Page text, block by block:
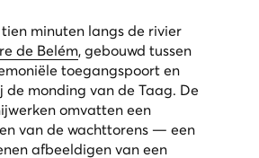
minuten langs de rivier
de Belém, gebouwd tussen
toegangspoort en
monding van de Taag. De
omvatten een
van de wachttorens — een
afbeeldigen van een